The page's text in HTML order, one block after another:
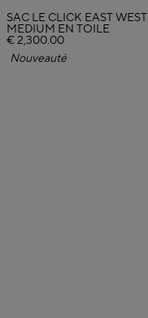
SAC LE CLICK EAST WEST
MEDIUM EN TOILE
€ 2,300.00
Nouveauté